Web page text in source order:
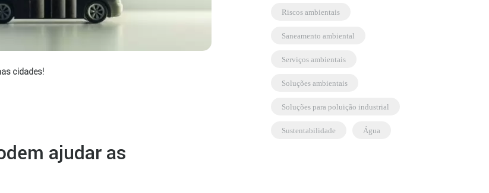
cidades!
ajudar as
riscos ambientais
saneamento ambiental
serviços ambientais
soluções ambientais
soluções para poluição industrial
sustentabilidade água